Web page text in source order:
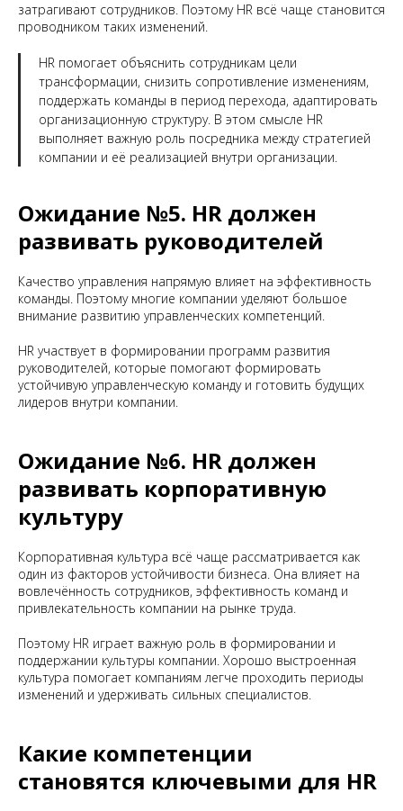
затрагивают сотрудников. Поэтому HR всё чаще становится
проводником таких изменений.
HR помогает объяснить сотрудникам цели
трансформации, снизить сопротивление изменениям,
поддержать команды в период перехода, адаптировать
организационную структуру. В этом смысле HR
выполняет важную роль посредника между стратегией
компании и её реализацией внутри организации.
Ожидание №5. HR должен
развивать руководителей
Качество управления напрямую влияет на эффективность
команды. Поэтому многие компании уделяют большое
внимание развитию управленческих компетенций.
HR участвует в формировании программ развития
руководителей, которые помогают формировать
устойчивую управленческую команду и готовить будущих
лидеров внутри компании.
Ожидание №6. HR должен
развивать корпоративную
культуру
Корпоративная культура всё чаще рассматривается как
один из факторов устойчивости бизнеса. Она влияет на
вовлечённость сотрудников, эффективность команд и
привлекательность компании на рынке труда.
Поэтому HR играет важную роль в формировании и
поддержании культуры компании. Хорошо выстроенная
культура помогает компаниям легче проходить периоды
изменений и удерживать сильных специалистов.
Какие компетенции
становятся ключевыми для HR